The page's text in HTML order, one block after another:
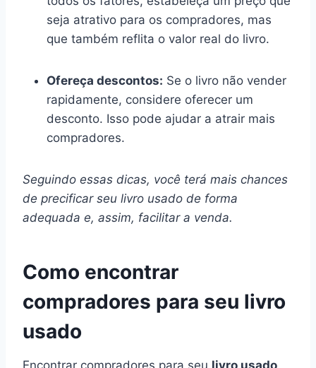
seja atrativo para os compradores, mas
que também reflita o valor real do livro.
Ofereça descontos: Se o livro não vender
rapidamente, considere oferecer um
desconto. Isso pode ajudar a atrair mais
compradores.
Seguindo essas dicas, você terá mais chances
de precificar seu livro usado de forma
adequada e, assim, facilitar a venda.
Como encontrar
compradores para seu livro
usado